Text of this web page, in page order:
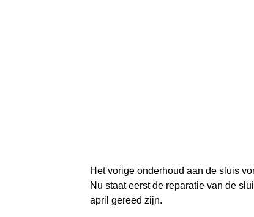
Het vorige onderhoud aan de sluis
Nu staat eerst de reparatie van de
april gereed zijn.